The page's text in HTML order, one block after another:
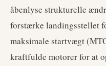
åbenlyse strukturelle
forstærke landingsstellet
maksimale startvægt
kraftfulde motorer for at